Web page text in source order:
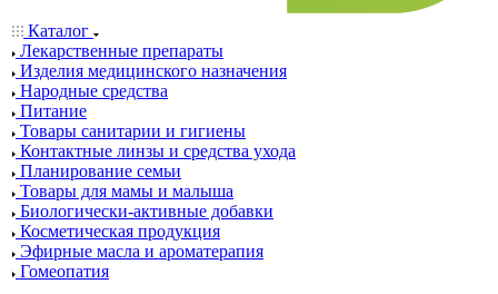
Каталог
Лекарственные препараты
Изделия медицинского назначения
Народные средства
Питание
Товары санитарии и гигиены
Контактные линзы и средства ухода
Планирование семьи
Товары для мамы и малыша
Биологически-активные добавки
Косметическая продукция
Эфирные масла и ароматерапия
Гомеопатия